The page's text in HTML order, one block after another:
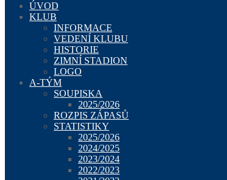
ÚVOD
KLUB
INFORMACE
VEDENÍ KLUBU
HISTORIE
ZIMNÍ STADION
LOGO
A-TÝM
SOUPISKA
2025/2026
ROZPIS ZÁPASŮ
STATISTIKY
2025/2026
2024/2025
2023/2024
2022/2023